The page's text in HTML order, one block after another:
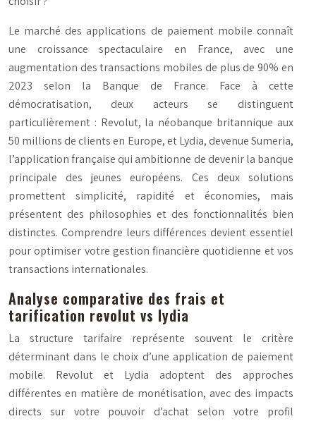
Le marché des applications de paiement mobile connaît
une croissance spectaculaire en France, avec une
augmentation des transactions mobiles de plus de 90% en
2023 selon la Banque de France. Face à cette
démocratisation, deux acteurs se distinguent
particulièrement : Revolut, la néobanque britannique aux
50 millions de clients en Europe, et Lydia, devenue Sumeria,
l’application française qui ambitionne de devenir la banque
principale des jeunes européens. Ces deux solutions
promettent simplicité, rapidité et économies, mais
présentent des philosophies et des fonctionnalités bien
distinctes. Comprendre leurs différences devient essentiel
pour optimiser votre gestion financière quotidienne et vos
transactions internationales.
Analyse comparative des frais et
tarification revolut vs lydia
La structure tarifaire représente souvent le critère
déterminant dans le choix d’une application de paiement
mobile. Revolut et Lydia adoptent des approches
différentes en matière de monétisation, avec des impacts
directs sur votre pouvoir d’achat selon votre profil